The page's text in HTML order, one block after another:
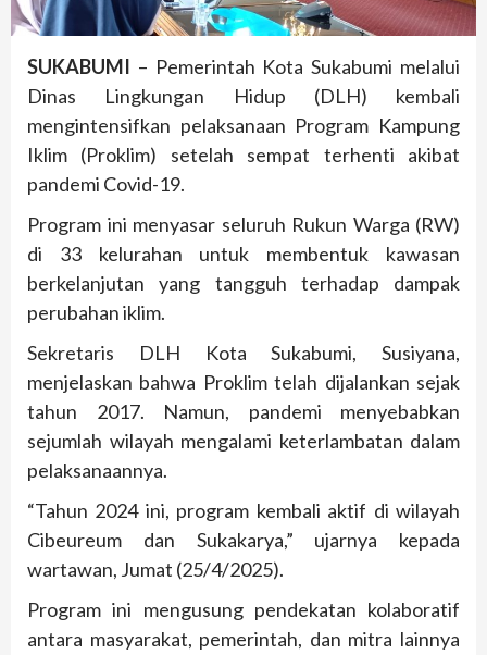
SUKABUMI – Pemerintah Kota Sukabumi melalui
Dinas Lingkungan Hidup (DLH) kembali
mengintensifkan pelaksanaan Program Kampung
Iklim (Proklim) setelah sempat terhenti akibat
pandemi Covid-19.
Program ini menyasar seluruh Rukun Warga (RW)
di 33 kelurahan untuk membentuk kawasan
berkelanjutan yang tangguh terhadap dampak
perubahan iklim.
Sekretaris DLH Kota Sukabumi, Susiyana,
menjelaskan bahwa Proklim telah dijalankan sejak
tahun 2017. Namun, pandemi menyebabkan
sejumlah wilayah mengalami keterlambatan dalam
pelaksanaannya.
“Tahun 2024 ini, program kembali aktif di wilayah
Cibeureum dan Sukakarya,” ujarnya kepada
wartawan, Jumat (25/4/2025).
Program ini mengusung pendekatan kolaboratif
antara masyarakat, pemerintah, dan mitra lainnya